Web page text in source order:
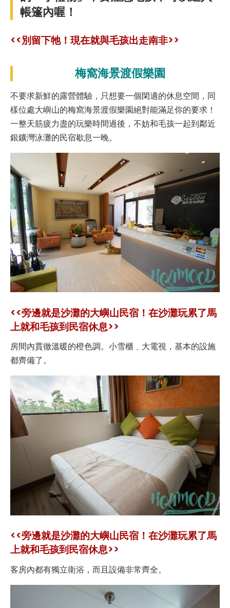
帳篷內喔！
<<別留下牠！現在就與毛孩出走南非>>
梅窩海景渡假樂園
不要求新鮮的露營體驗，只想要一個閑適的休息空間，同
樣位處大嶼山的梅窩海景渡假樂園絕對能滿足你的要求！
一整天筋疲力盡的玩樂時間過後，不妨和毛孩一起到鄰近
銀鑛灣泳灘的民宿歇息一晚。
<<旁邊就是沙灘的大嶼山民宿！在沙灘玩累了馬
上就和毛孩到民宿休息>>
房間內貫徹溫暖的橙色調。小雪櫃﹑大電視，基本的設施
都齊備了。
<<旁邊就是沙灘的大嶼山民宿！在沙灘玩累了馬
上就和毛孩到民宿休息>>
客房內都有獨立衛浴，而且設備非常齊全。